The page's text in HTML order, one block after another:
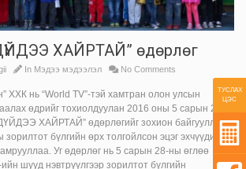
ХАЙРТАЙ” өдөрлөг
In Мэдээ мэдээлэл No Comments
ХХК нь “World TV”-тэй хамтран олон улсын
өдрийг тохиолдуулан 2016 оны 5 сарын 28-
ХАЙРТАЙ” өдөрлөгийг зохион байгууллаа.
бүлгийн өрх толгойлсон эцэг эхчүүдийн
Уг өдөрлөг нь 5 сарын 28-ны өглөө
шууд нэвтрүүлгээр зорилтот бүлгийн
ТУСЛАХ
ЦЭС